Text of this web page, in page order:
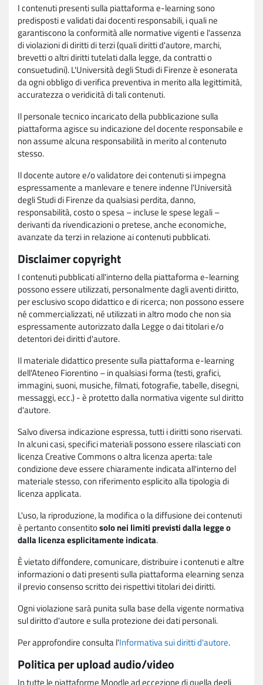
I contenuti presenti sulla piattaforma e-learning sono
predisposti e validati dai docenti responsabili, i quali ne
garantiscono la conformità alle normative vigenti e l'assenza
di violazioni di diritti di terzi (quali diritti d'autore, marchi,
brevetti o altri diritti tutelati dalla legge, da contratti o
consuetudini). L'Università degli Studi di Firenze è esonerata
da ogni obbligo di verifica preventiva in merito alla legittimità,
accuratezza o veridicità di tali contenuti.
Il personale tecnico incaricato della pubblicazione sulla
piattaforma agisce su indicazione del docente responsabile e
non assume alcuna responsabilità in merito al contenuto
stesso.
Il docente autore e/o validatore dei contenuti si impegna
espressamente a manlevare e tenere indenne l'Università
degli Studi di Firenze da qualsiasi perdita, danno,
responsabilità, costo o spesa – incluse le spese legali –
derivanti da rivendicazioni o pretese, anche economiche,
avanzate da terzi in relazione ai contenuti pubblicati.
Disclaimer copyright
I contenuti pubblicati all'interno della piattaforma e-learning
possono essere utilizzati, personalmente dagli aventi diritto,
per esclusivo scopo didattico e di ricerca; non possono essere
né commercializzati, né utilizzati in altro modo che non sia
espressamente autorizzato dalla Legge o dai titolari e/o
detentori dei diritti d'autore.
Il materiale didattico presente sulla piattaforma e-learning
dell'Ateneo Fiorentino – in qualsiasi forma (testi, grafici,
immagini, suoni, musiche, filmati, fotografie, tabelle, disegni,
messaggi, ecc.) - è protetto dalla normativa vigente sul diritto
d'autore.
Salvo diversa indicazione espressa, tutti i diritti sono riservati.
In alcuni casi, specifici materiali possono essere rilasciati con
licenza Creative Commons o altra licenza aperta: tale
condizione deve essere chiaramente indicata all'interno del
materiale stesso, con riferimento esplicito alla tipologia di
licenza applicata.
L'uso, la riproduzione, la modifica o la diffusione dei contenuti
è pertanto consentitosolo nei limiti previsti dalla legge o
dalla licenza esplicitamente indicata.
È vietato diffondere, comunicare, distribuire i contenuti e altre
informazioni o dati presenti sulla piattaforma elearning senza
il previo consenso scritto dei rispettivi titolari dei diritti.
Ogni violazione sarà punita sulla base della vigente normativa
sul diritto d'autore e sulla protezione dei dati personali.
Per approfondire consulta l'Informativa sui diritti d'autore.
Politica per upload audio/video
In tutte le piattaforme Moodle ad eccezione di quella degli